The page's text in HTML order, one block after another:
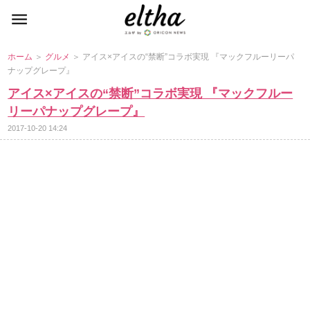
ホーム ＞ グルメ ＞ アイス×アイスの“禁断”コラボ実現 『マックフルーリーパ
ナップグレープ』
アイス×アイスの“禁断”コラボ実現 『マックフルー
リーパナップグレープ』
2017-10-20 14:24